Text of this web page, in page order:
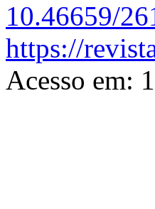
10.46659/
https://
Acesso em: